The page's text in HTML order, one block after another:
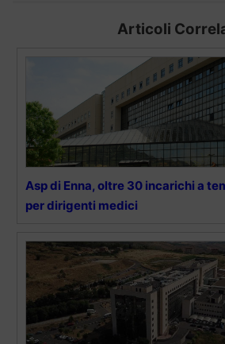
Articoli
Asp di Enna, oltre 30 incarichi a
per dirigenti medici